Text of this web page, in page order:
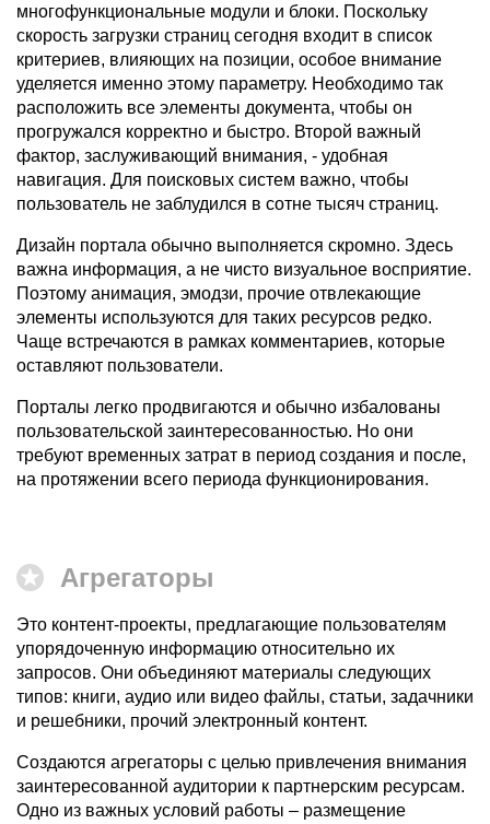
многофункциональные модули и блоки. Поскольку
скорость загрузки страниц сегодня входит в список
критериев, влияющих на позиции, особое внимание
уделяется именно этому параметру. Необходимо так
расположить все элементы документа, чтобы он
прогружался корректно и быстро. Второй важный
фактор, заслуживающий внимания, - удобная
навигация. Для поисковых систем важно, чтобы
пользователь не заблудился в сотне тысяч страниц.
Дизайн портала обычно выполняется скромно. Здесь
важна информация, а не чисто визуальное восприятие.
Поэтому анимация, эмодзи, прочие отвлекающие
элементы используются для таких ресурсов редко.
Чаще встречаются в рамках комментариев, которые
оставляют пользователи.
Порталы легко продвигаются и обычно избалованы
пользовательской заинтересованностью. Но они
требуют временных затрат в период создания и после,
на протяжении всего периода функционирования.
Агрегаторы
Это контент-проекты, предлагающие пользователям
упорядоченную информацию относительно их
запросов. Они объединяют материалы следующих
типов: книги, аудио или видео файлы, статьи, задачники
и решебники, прочий электронный контент.
Создаются агрегаторы с целью привлечения внимания
заинтересованной аудитории к партнерским ресурсам.
Одно из важных условий работы – размещение